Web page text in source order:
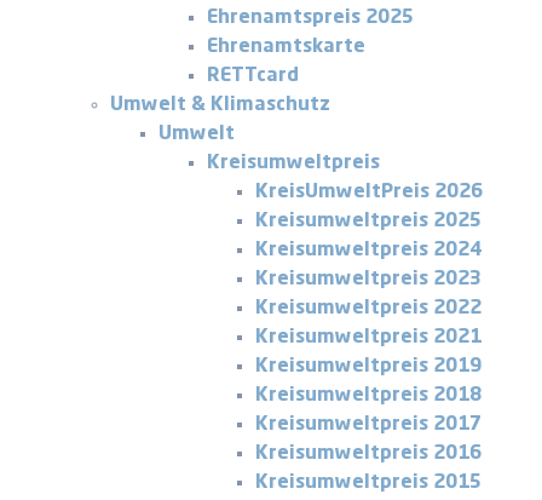
Ehrenamtspreis 2025
Ehrenamtskarte
RETTcard
Umwelt & Klimaschutz
Umwelt
Kreisumweltpreis
KreisUmweltPreis 2026
Kreisumweltpreis 2025
Kreisumweltpreis 2024
Kreisumweltpreis 2023
Kreisumweltpreis 2022
Kreisumweltpreis 2021
Kreisumweltpreis 2019
Kreisumweltpreis 2018
Kreisumweltpreis 2017
Kreisumweltpreis 2016
Kreisumweltpreis 2015